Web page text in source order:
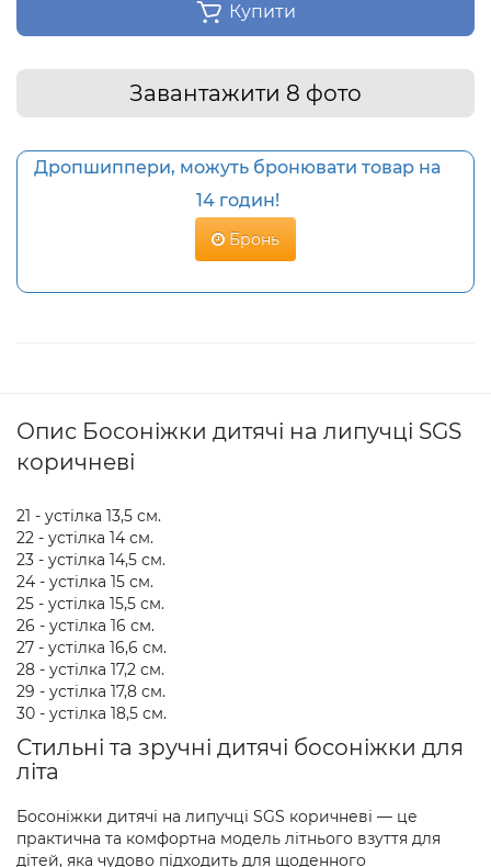
Купити
Завантажити 8 фото
Дропшиппери, можуть бронювати товар на
14 годин!
Бронь
Опис Босоніжки дитячі на липучці SGS
коричневі
21 - устілка 13,5 см.
22 - устілка 14 см.
23 - устілка 14,5 см.
24 - устілка 15 см.
25 - устілка 15,5 см.
26 - устілка 16 см.
27 - устілка 16,6 см.
28 - устілка 17,2 см.
29 - устілка 17,8 см.
30 - устілка 18,5 см.
Стильні та зручні дитячі босоніжки для
літа
Босоніжки дитячі на липучці SGS коричневі — це
практична та комфортна модель літнього взуття для
дітей, яка чудово підходить для щоденного